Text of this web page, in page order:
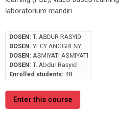
laboratorium mandiri.
DOSEN: T. ABDUR RASYID
DOSEN: YECY ANGGRENY
DOSEN: ASMIYATI ASMIYATI
DOSEN: T. Abdur Rasyid
Enrolled students: 48
Enter this course